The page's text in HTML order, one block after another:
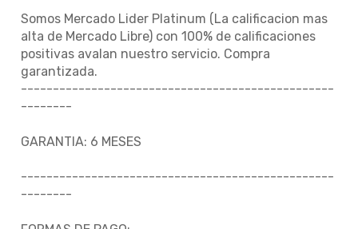
Somos Mercado Lider Platinum (La calificacion mas
alta de Mercado Libre) con 100% de calificaciones
positivas avalan nuestro servicio. Compra
garantizada.
-------------------------------------------------
--------
GARANTIA: 6 MESES
-------------------------------------------------
--------